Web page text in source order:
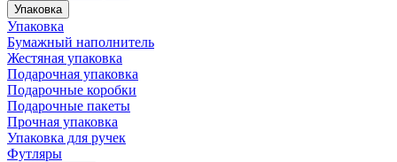
Упаковка
Упаковка
Бумажный наполнитель
Жестяная упаковка
Подарочная упаковка
Подарочные коробки
Подарочные пакеты
Прочная упаковка
Упаковка для ручек
Футляры